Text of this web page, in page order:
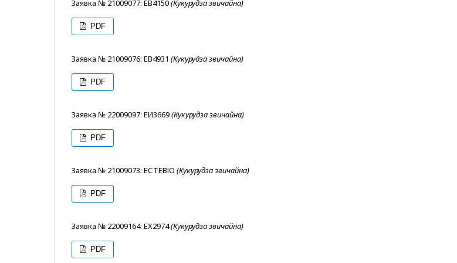
Заявка № 21009077: ЕВ4150(Кукурудза звичайна)
PDF
Заявка № 21009076: ЕВ4931 (Кукурудза звичайна)
PDF
Заявка № 22009097: ЕИ3669(Кукурудза звичайна)
PDF
Заявка № 21009073: ЕСТЕВІО (Кукурудза звичайна)
PDF
Заявка № 22009164: ЕХ2974(Кукурудза звичайна)
PDF